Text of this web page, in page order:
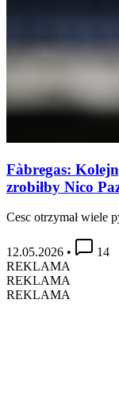
Fàbregas:
zrobiłby Nico
Cesc otrzymał wiele
12.05.2026 •
14
REKLAMA
REKLAMA
REKLAMA